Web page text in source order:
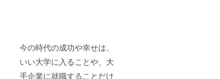
今の時代の成功や幸せは、
いい大学に入ることや、大
手企業に就職することだけ